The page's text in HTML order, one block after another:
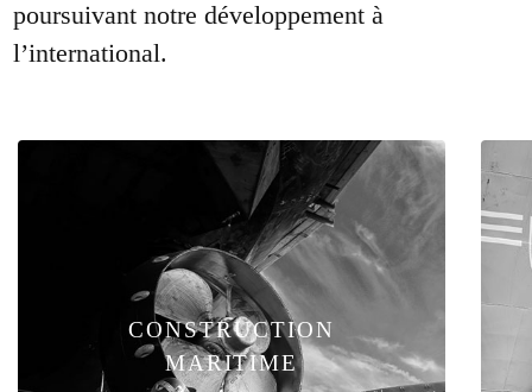
poursuivant notre développement à
l’international.
CONSTRUCTION
MARITIME